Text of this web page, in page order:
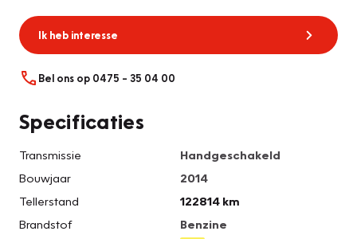
Ik heb interesse
Bel ons op 0475 – 35 04 00
Specificaties
Transmissie
Handgeschakeld
Bouwjaar
2014
Tellerstand
122814 km
Brandstof
Benzine